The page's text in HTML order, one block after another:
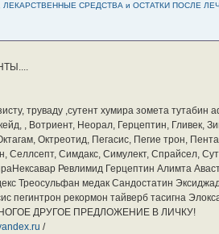
СРЕДСТВА и ОСТАТКИ ПОСЛЕ
труваду ,сутент хумира зомета
, Вотриент, Неорал, Герцептин, Гливек,
Октреотид, Пегасис, Пегие трон,
Селлсепт, Симдакс, Симулект, Спрайсел,
Ревлимид Герцептин Алимта
Треосульфан медак Сандостатин
пегинтрон рекормон тайверб тасигна
ДРУГОЕ ПРЕДЛОЖЕНИЕ В ЛИЧКУ!
/